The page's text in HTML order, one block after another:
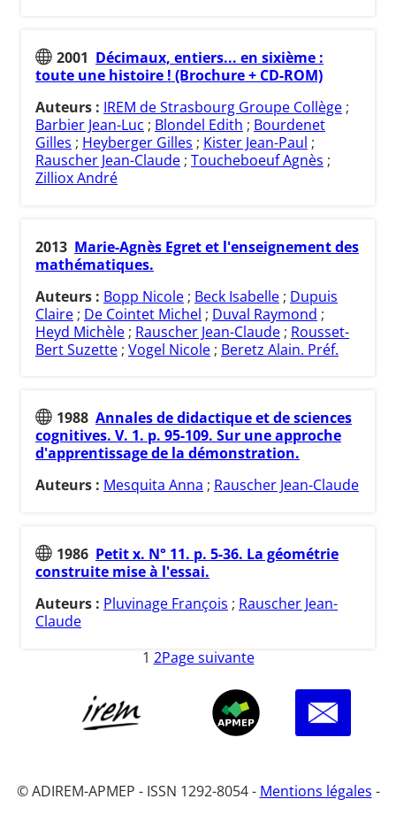
2001 Décimaux, entiers... en sixième :
toute une histoire ! (Brochure + CD-ROM)
Auteurs : IREM de Strasbourg Groupe Collège ;
Barbier Jean-Luc ; Blondel Edith ; Bourdenet
Gilles ; Heyberger Gilles ; Kister Jean-Paul ;
Rauscher Jean-Claude ; Toucheboeuf Agnès ;
Zilliox André
2013 Marie-Agnès Egret et l'enseignement des
mathématiques.
Auteurs : Bopp Nicole ; Beck Isabelle ; Dupuis
Claire ; De Cointet Michel ; Duval Raymond ;
Heyd Michèle ; Rauscher Jean-Claude ; Rousset-
Bert Suzette ; Vogel Nicole ; Beretz Alain. Préf.
1988 Annales de didactique et de sciences
cognitives. V. 1. p. 95-109. Sur une approche
d'apprentissage de la démonstration.
Auteurs : Mesquita Anna ; Rauscher Jean-Claude
1986 Petit x. N° 11. p. 5-36. La géométrie
construite mise à l'essai.
Auteurs : Pluvinage François ; Rauscher Jean-
Claude
1 2Page suivante
© ADIREM-APMEP - ISSN 1292-8054 - Mentions légales -